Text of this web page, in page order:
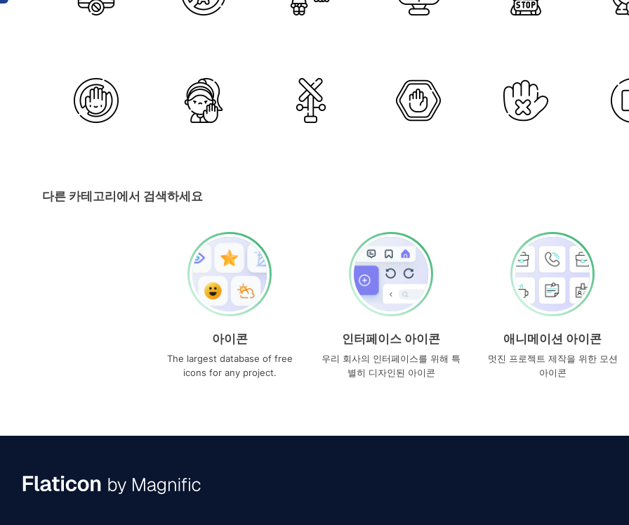
다른 카테고리에서 검색하세요
아이콘
The largest database of free
icons for any project.
인터페이스 아이콘
우리 회사의 인터페이스를 위해 특
별히 디자인된 아이콘
애니메이션 아이콘
멋진 프로젝트 제작을 위한 모션
아이콘